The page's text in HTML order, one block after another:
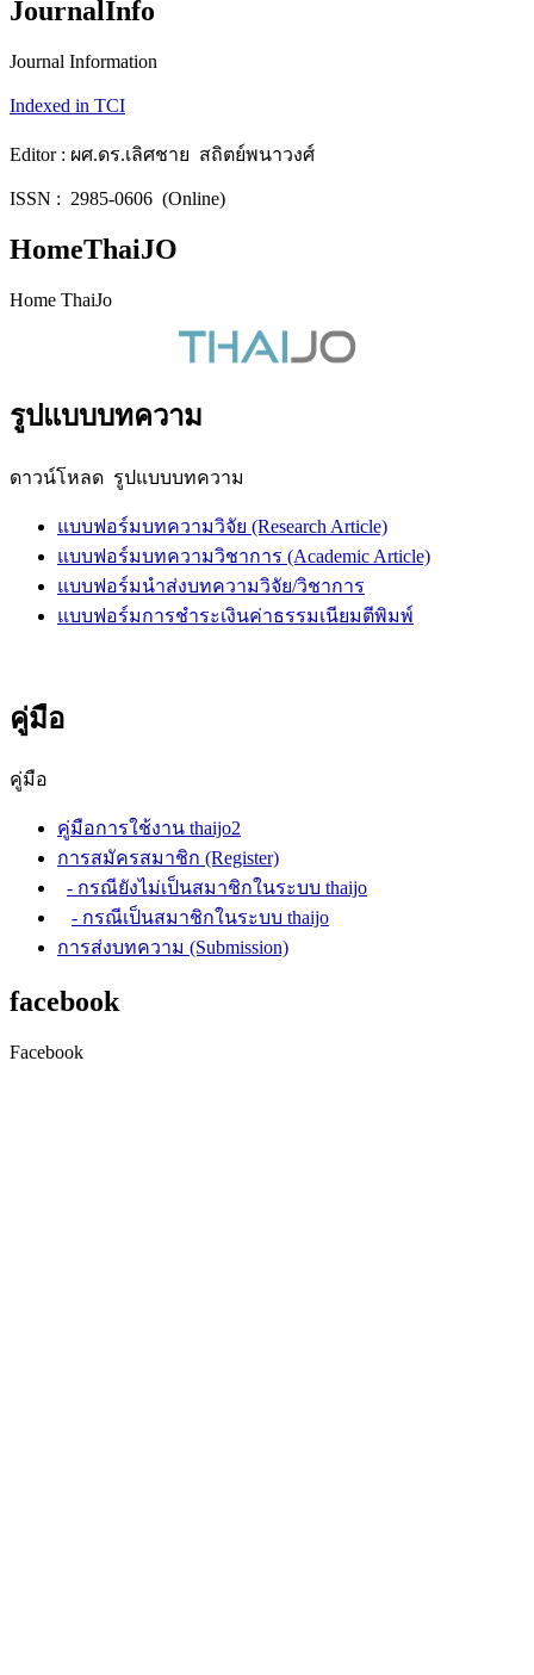
JournalInfo
Journal Information
Indexed in TCI
Editor : ผศ.ดร.เลิศชาย สถิตย์พนาวงศ์
ISSN : 2985-0606 (Online)
HomeThaiJO
Home ThaiJo
รูปแบบบทความ
ดาวน์โหลด รูปแบบบทความ
แบบฟอร์มบทความวิจัย (Research Article)
แบบฟอร์มบทความวิชาการ (Academic Article)
แบบฟอร์มนำส่งบทความวิจัย/วิชาการ
แบบฟอร์มการชำระเงินค่าธรรมเนียมตีพิมพ์
คู่มือ
คู่มือ
คู่มือการใช้งาน thaijo2
การสมัครสมาชิก (Register)
- กรณียังไม่เป็นสมาชิกในระบบ thaijo
- กรณีเป็นสมาชิกในระบบ thaijo
การส่งบทความ (Submission)
facebook
Facebook